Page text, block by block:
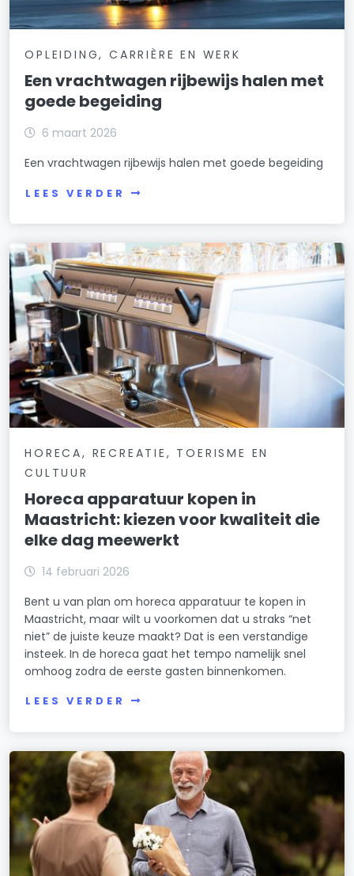
OPLEIDING, CARRIÈRE EN WERK
Een vrachtwagen rijbewijs halen met
goede begeiding
6 maart 2026
Een vrachtwagen rijbewijs halen met goede begeiding
LEES VERDER
HORECA, RECREATIE, TOERISME EN
CULTUUR
Horeca apparatuur kopen in
Maastricht: kiezen voor kwaliteit die
elke dag meewerkt
14 februari 2026
Bent u van plan om horeca apparatuur te kopen in
Maastricht, maar wilt u voorkomen dat u straks “net
niet” de juiste keuze maakt? Dat is een verstandige
insteek. In de horeca gaat het tempo namelijk snel
omhoog zodra de eerste gasten binnenkomen.
LEES VERDER